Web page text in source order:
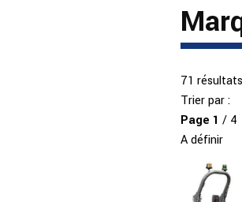
71 résultats
Trier par :
Page 1 / 4
A définir